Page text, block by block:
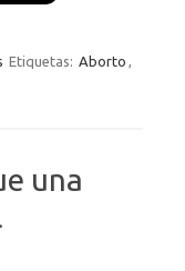
Etiquetas: Aborto ,
una